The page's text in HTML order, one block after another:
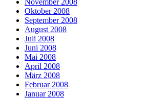
November 2008
Oktober 2008
September 2008
August 2008
Juli 2008
Juni 2008
Mai 2008
April 2008
März 2008
Februar 2008
Januar 2008